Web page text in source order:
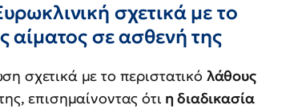
σχετικά με το
αίματος σε ασθενή της
σχετικά με το περιστατικό λάθους
επισημαίνοντας ότι η διαδικασία